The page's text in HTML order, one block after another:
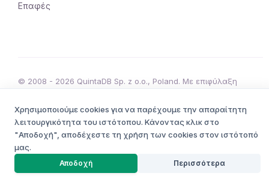
Επαφές
© 2008 - 2026 QuintaDB Sp. z o.o., Poland. Με επιφύλαξη
•
ΔΗΜΙΟΥΡΓΌΣ ΈΡΓΩΝ
Χρησιμοποιούμε cookies για να παρέχουμε την απαραίτητη
λειτουργικότητα του ιστότοπου. Κάνοντας κλικ στο
"Αποδοχή", αποδέχεστε τη χρήση των cookies στον ιστότοπό
μας.
Αποδοχή Περισσότερα